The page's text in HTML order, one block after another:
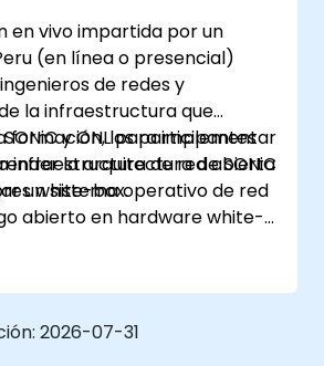
dispositivos Apple.
en vivo impartida por un
(en línea o presencial)
de redes y
la infraestructura que
y ONL para implementar
infraestructura de red abierta
white-box.
formación, los participantes
la arquitectura de SONiC
un sistema operativo de red
abierto en hardware white-
y automatización.
2026-07-31